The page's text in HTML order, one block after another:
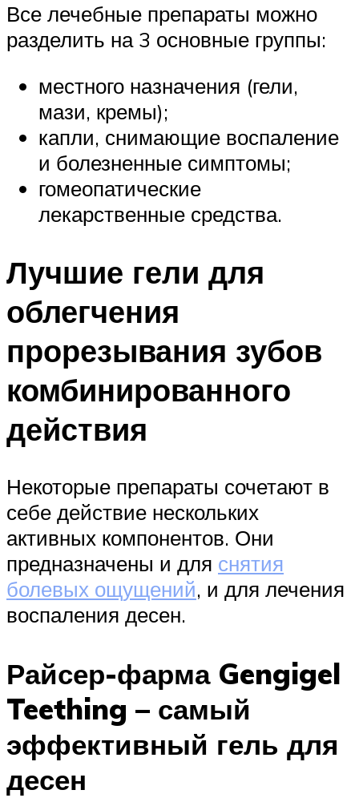
Все лечебные препараты можно
разделить на 3 основные группы:
местного назначения (гели,
мази, кремы);
капли, снимающие воспаление
и болезненные симптомы;
гомеопатические
лекарственные средства.
Лучшие гели для
облегчения
прорезывания зубов
комбинированного
действия
Некоторые препараты сочетают в
себе действие нескольких
активных компонентов. Они
предназначены и для снятия
болевых ощущений, и для лечения
воспаления десен.
Райсер-фарма Gengigel
Teething – самый
эффективный гель для
десен